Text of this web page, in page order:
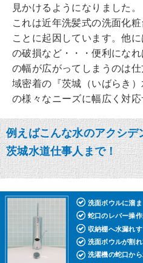
見かけるようになりました。
これは近年洗髪式の洗面化
ことに起因しています。他
の破損など・・・便利にな
の幅が広がってしまうのは
域密着の『茨城（いばらき
の様々なニーズに幅広く対応
例えばこんな水のアクシデ
茨城水道仕事人まで！
洗面ボウルに溜
蛇口のレバー操
収納棚へ水漏れす
洗面ボウルが割
洗濯機の蛇口か